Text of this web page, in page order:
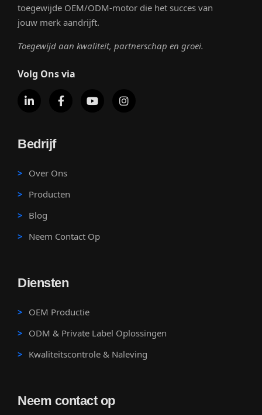
toegewijde OEM/ODM-motor die het succes van
jouw merk aandrijft.
Toegewijd aan kwaliteit, partnerschap en groei.
Volg Ons via
Bedrijf
Over Ons
Producten
Blog
Neem Contact Op
Diensten
OEM Productie
ODM & Private Label Oplossingen
Kwaliteitscontrole & Naleving
Neem contact op